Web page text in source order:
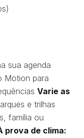
sua agenda
Motion para
Varie as
e trilhas
família ou
prova de clima: